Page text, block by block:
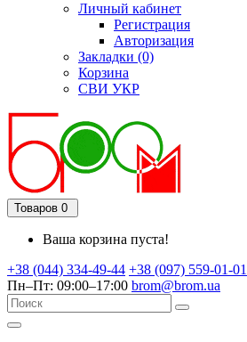
Личный кабинет
Регистрация
Авторизация
Закладки (0)
Корзина
СВИ УКР
Товаров 0
Ваша корзина пуста!
+38 (044) 334-49-44 +38 (097) 559-01-01
Пн–Пт: 09:00–17:00 brom@brom.ua